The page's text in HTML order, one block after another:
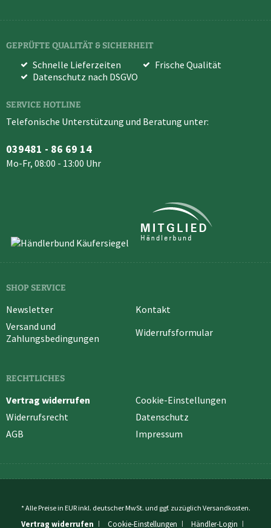
GEPRÜFTE QUALITÄT & SICHERHEIT
Schnelle Lieferzeiten
Frische Qualität
Datenschutz nach DSGVO
SERVICE HOTLINE
Telefonische Unterstützung und Beratung unter:
039481 - 86 69 14
Mo-Fr, 08:00 - 13:00 Uhr
SHOP SERVICE
Newsletter
Kontakt
Versand und
Zahlungsbedingungen
Widerrufsformular
RECHTLICHES
Vertrag widerrufen
Cookie-Einstellungen
Widerrufsrecht
Datenschutz
AGB
Impressum
* Alle Preise in EUR inkl. deutscher MwSt. und ggf. zuzüglich Versandkosten.
Vertrag widerrufen Cookie-Einstellungen Händler-Login